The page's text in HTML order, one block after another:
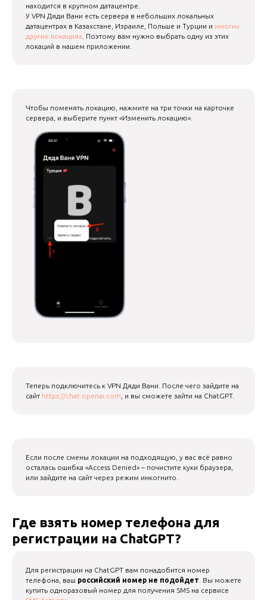
находится в крупном датацентре.
У VPN Дяди Вани есть сервера в небольших локальных
датацентрах в Казахстане, Израиле, Польше и Турции и многих
других локациях . Поэтому вам нужно выбрать одну из этих
локаций в нашем приложении.
Чтобы поменять локацию, нажмите на три точки на карточке
сервера, и выберите пункт «Изменить локацию».
Теперь подключитесь к VPN Дяди Вани. После чего зайдите на
сайт https://chat.openai.com , и вы сможете зайти на ChatGPT.
Если после смены локации на подходящую, у вас всё равно
осталась ошибка «Access Denied» – почистите куки браузера,
или зайдите на сайт через режим инкогнито.
Где взять номер телефона для
регистрации на ChatGPT?
Для регистрации на ChatGPT вам понадобится номер
телефона, ваш российский номер не подойдет . Вы можете
купить одноразовый номер для получения SMS на сервисе